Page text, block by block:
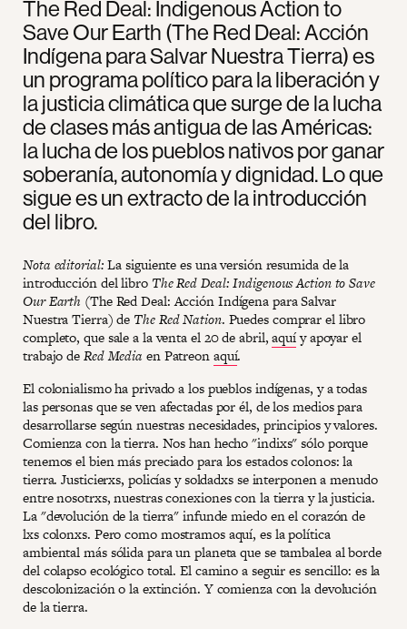
The Red Deal: Indigenous Action to
Save Our Earth (The Red Deal: Acción
Indígena para Salvar Nuestra Tierra) es
un programa político para la liberación y
la justicia climática que surge de la lucha
de clases más antigua de las Américas:
la lucha de los pueblos nativos por ganar
soberanía, autonomía y dignidad. Lo que
sigue es un extracto de la introducción
del libro.
Nota editorial:La siguiente es una versión resumida de la
introducción del libro The Red Deal: Indigenous Action to Save
Our Earth (The Red Deal: Acción Indígena para Salvar
Nuestra Tierra) de The Red Nation. Puedes comprar el libro
completo, que sale a la venta el 20 de abril,aquíy apoyar el
trabajo deRed Media en Patreonaquí.
El colonialismo ha privado a los pueblos indígenas, y a todas
las personas que se ven afectadas por él, de los medios para
desarrollarse según nuestras necesidades, principios y valores.
Comienza con la tierra. Nos han hecho "indixs" sólo porque
tenemos el bien más preciado para los estados colonos: la
tierra. Justicierxs, policías y soldadxs se interponen a menudo
entre nosotrxs, nuestras conexiones con la tierra y la justicia.
La "devolución de la tierra" infunde miedo en el corazón de
lxs colonxs. Pero como mostramos aquí, es la política
ambiental más sólida para un planeta que se tambalea al borde
del colapso ecológico total. El camino a seguir es sencillo: es la
descolonización o la extinción. Y comienza con la devolución
de la tierra.